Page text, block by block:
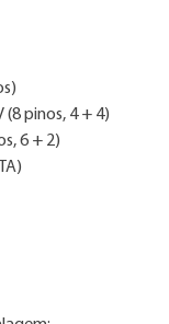
(8 pinos, 4 + 4)
6 + 2)